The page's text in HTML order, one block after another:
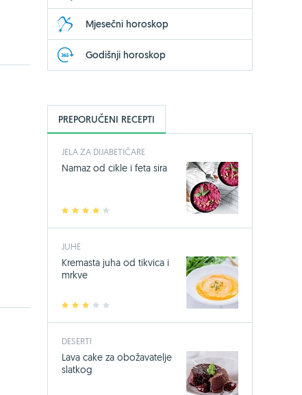
Mjesečni horoskop
Godišnji horoskop
PREPORUČENI RECEPTI
JELA ZA DIJABETIČARE
2 3 4
Namaz od cikle i feta sira
JUHE
2 3 4
Kremasta juha od tikvica i
mrkve
DESERTI
Lava cake za obožavatelje
slatkog